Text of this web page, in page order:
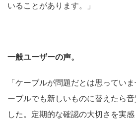
いることがあります。」
一般ユーザーの声。
「ケーブルが問題だとは思ってい
ーブルでも新しいものに替えたら
した。定期的な確認の大切さを実感